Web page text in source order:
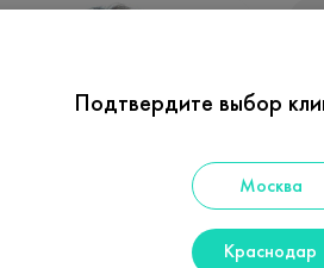
Подтвердите выбор
Москва
Краснодар